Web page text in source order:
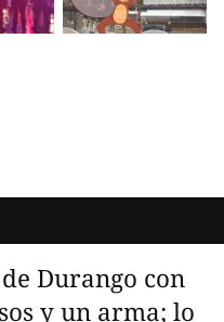
Durango con
y un arma; lo